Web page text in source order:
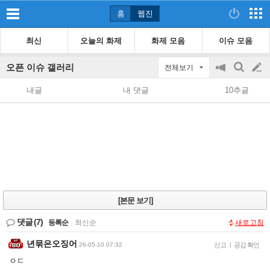
홈 웹진
최신 오늘의 화제 화제 모음 이슈 모음
오픈 이슈 갤러리 전체보기
공
지
on/off
검
색
글
쓰
내글 내 댓글 10추글
[본문 보기]
댓글(7) 등록순 최신순 새로고침
년묶은오징어 26-05-10 07:32 신고 | 공감 확인
ㅇㄷ